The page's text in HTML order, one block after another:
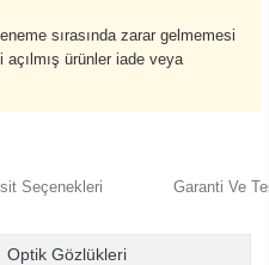
sırasında zarar gelmemesi
açılmış ürünler iade veya
Seçenekleri Garanti Ve
Optik Gözlükleri